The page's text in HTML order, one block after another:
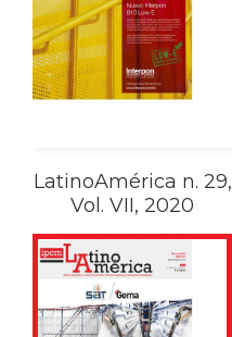
LatinoAmérica n. 29,
Vol. VII, 2020